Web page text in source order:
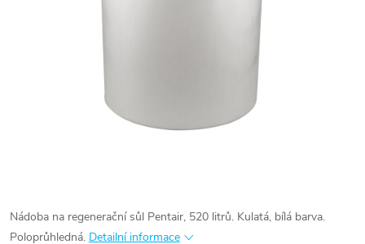
Nádoba na regenerační sůl Pentair, 520 litrů. Kulatá, bílá barva.
Poloprůhledná. Detailní informace